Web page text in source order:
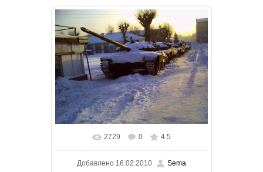
В реальном размере 1500x1125
158.9Kb
2729 0 4.5
Добавлено 16.02.2010 Sema